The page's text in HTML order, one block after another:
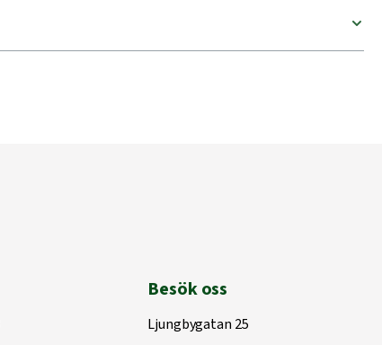
Besök oss
Ljungbygatan 25